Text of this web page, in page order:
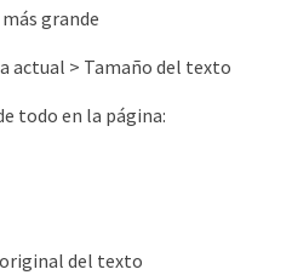
grande
actual > Tamaño del texto
todo en la página:
del texto